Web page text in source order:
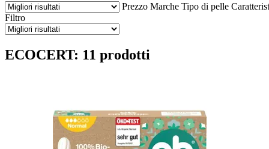
Prezzo Marche Tipo di pelle
Filtro
ECOCERT: 11 prodotti